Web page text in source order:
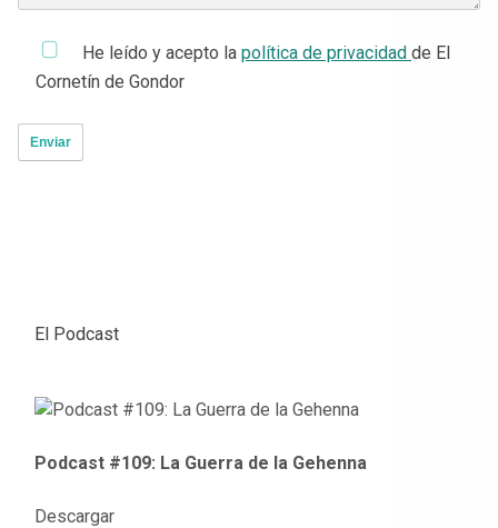
He leído y acepto la política de privacidad de El
Cornetín de Gondor
El Podcast
Podcast #109: La Guerra de la Gehenna
Descargar